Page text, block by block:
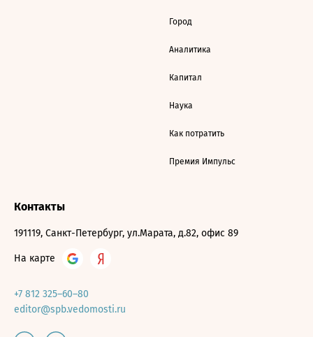
Город
Аналитика
Капитал
Наука
Как потратить
Премия Импульс
Контакты
191119, Санкт-Петербург, ул.Марата, д.82, офис 89
На карте
+7 812 325–60–80
editor@spb.vedomosti.ru